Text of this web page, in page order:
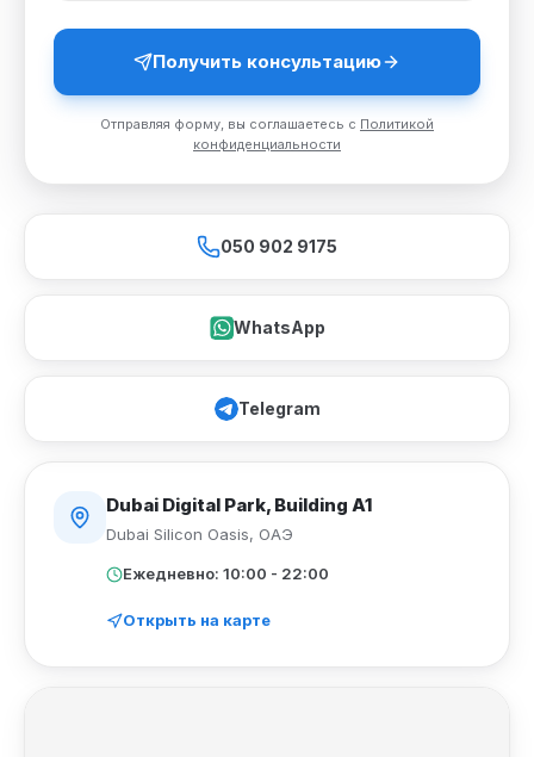
050 902 9175
WhatsApp
Telegram
Dubai Digital Park, Building A1
Dubai Silicon Oasis, ОАЭ
Ежедневно: 10:00 - 22:00
Открыть на карте
Получить консультацию
Отправляя форму, вы соглашаетесь с Политикой
конфиденциальности